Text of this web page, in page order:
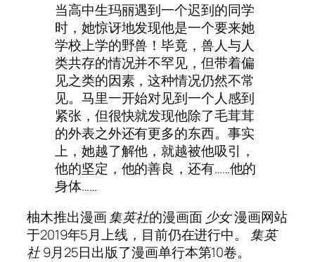
当高中生玛丽遇到一个迟到的同学
时，她惊讶地发现他是一个要来她
学校上学的野兽！毕竟，兽人与人
类共存的情况并不罕见，但带着偏
见之类的因素，这种情况仍然不常
见。马里一开始对见到一个人感到
紧张，但很快就发现他除了毛茸茸
的外表之外还有更多的东西。事实
上，她越了解他，就越被他吸引，
他的坚定，他的善良，还有……他的
身体……
柚木推出漫画集英社的漫画面 少女漫画网站
于2019年5月上线，目前仍在进行中。 集英
社9月25日出版了漫画单行本第10卷。